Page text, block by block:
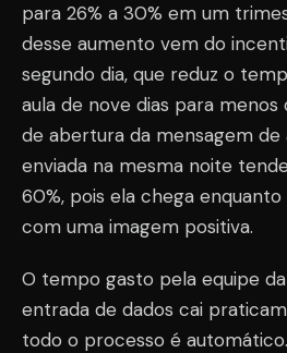
para 26% a 30% em um
desse aumento vem do
segundo dia, que reduz o
aula de nove dias para menos
de abertura da mensagem
enviada na mesma noite
60%, pois ela chega
com uma imagem positiva.
O tempo gasto pela equipe
entrada de dados cai
todo o processo é